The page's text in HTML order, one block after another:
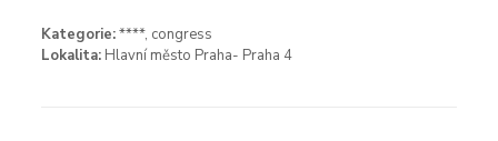
Kategorie:****, congress
Lokalita:Hlavní město Praha- Praha 4